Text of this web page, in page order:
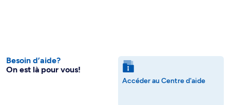
Besoin d’aide?
On est là pour vous!
Accéder au Centre d'aide